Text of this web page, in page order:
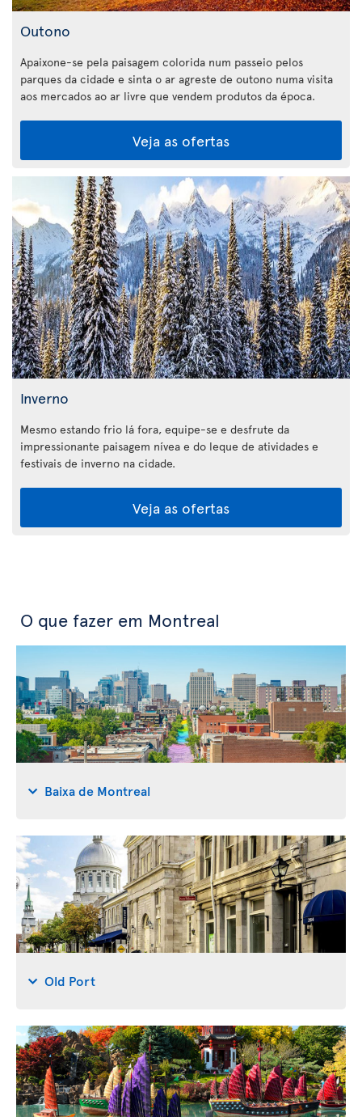
Outono
Apaixone-se pela paisagem colorida num passeio pelos
parques da cidade e sinta o ar agreste de outono numa visita
aos mercados ao ar livre que vendem produtos da época.
Veja as ofertas
Inverno
Mesmo estando frio lá fora, equipe-se e desfrute da
impressionante paisagem nívea e do leque de atividades e
festivais de inverno na cidade.
Veja as ofertas
O que fazer em Montreal
Baixa de Montreal
Old Port